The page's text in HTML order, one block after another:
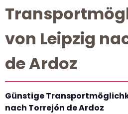
von Leipzig
de Ardoz
Günstige
nach Torrejón de Ardoz